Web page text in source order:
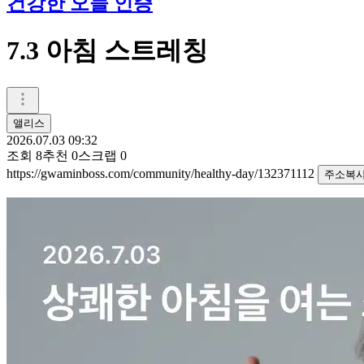
7.3 아침 스트레칭
앨리스
2026.07.03 09:32
조회 8추천 0스크랩 0
https://gwaminboss.com/community/healthy-day/132371112
주소복